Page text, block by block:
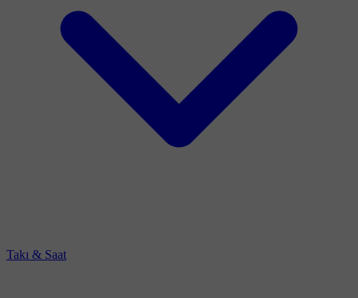
Takı & Saat